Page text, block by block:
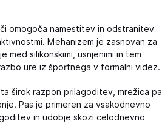
omogoča namestitev in odstranitev
Mehanizem je zasnovan za
med silikonskimi, usnjenimi in tem
ure iz športnega v formalni videz.
širok razpon prilagoditev, mrežica pa
Pas je primeren za vsakodnevno
in udobje skozi celodnevno